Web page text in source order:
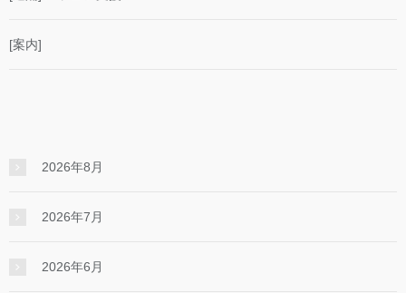
[案内]
2026年8月
2026年7月
2026年6月